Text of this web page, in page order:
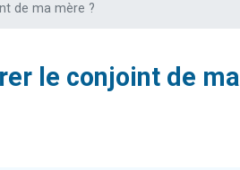
de ma mère ?
le conjoint de ma